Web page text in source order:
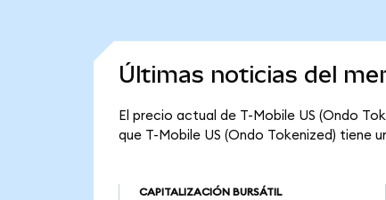
Últimas noticias del
El precio actual de T-Mobile US (Ondo
que T-Mobile US (Ondo Tokenized) tiene
CAPITALIZACIÓN BURSÁTIL